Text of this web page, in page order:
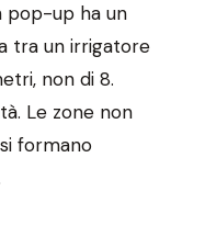
pop-up ha un
tra un irrigatore
non di 8.
Le zone non
formano